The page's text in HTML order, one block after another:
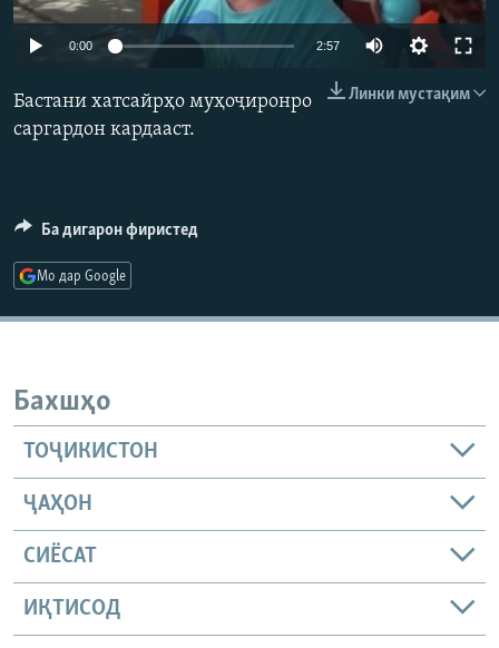
ГУЗОРИШҲОИ РАДИОӢ
Русский
ПАЙГИРӢ КУНЕД
0:00 2:57
Линки мустақим
Бастани хатсайрҳо муҳоҷиронро
саргардон кардааст.
Ба дигарон фиристед
Мо дар Google
Бахшҳо
ТОҶИКИСТОН
ҶАҲОН
СИЁСАТ
ИҚТИСОД